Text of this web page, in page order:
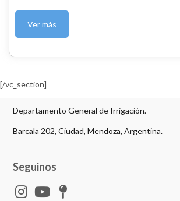
Ver más
[/vc_section]
Departamento General de Irrigación.
Barcala 202, Ciudad, Mendoza, Argentina.
Seguinos